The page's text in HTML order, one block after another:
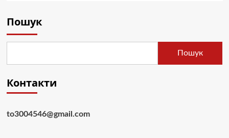
Пошук
Пошук
Контакти
to3004546@gmail.com